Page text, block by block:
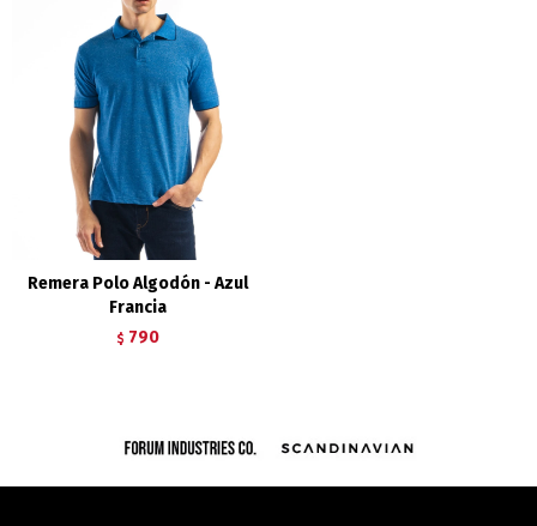
Remera Polo Algodón - Azul
Francia
$ 790